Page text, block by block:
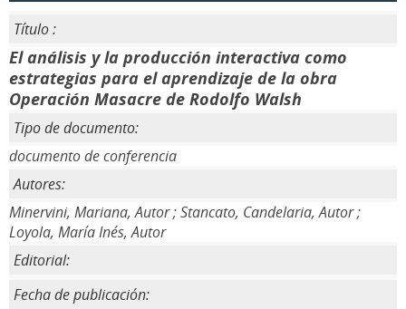
Título :
El análisis y la producción interactiva como
estrategias para el aprendizaje de la obra
Operación Masacre de Rodolfo Walsh
Tipo de documento:
documento de conferencia
Autores:
Minervini, Mariana, Autor ; Stancato, Candelaria, Autor ;
Loyola, María Inés, Autor
Editorial:
Fecha de publicación: